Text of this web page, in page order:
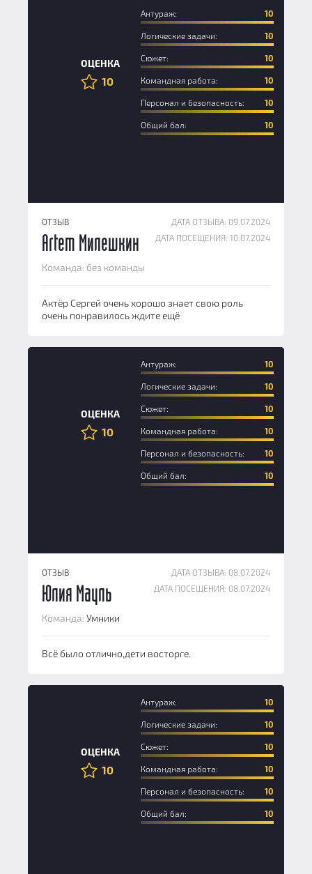
ОЦЕНКА
10
Антураж: 10
Логические задачи: 10
Сюжет: 10
Командная работа: 10
Персонал и безопасность: 10
Общий бал: 10
ОТЗЫВ
ДАТА ОТЗЫВА: 09.07.2024
ДАТА ПОСЕЩЕНИЯ: 10.07.2024
Artem Милешкин
Команда: без команды
Актёр Сергей очень хорошо знает свою роль
очень понравилось ждите ещё
ОЦЕНКА
10
Антураж: 10
Логические задачи: 10
Сюжет: 10
Командная работа: 10
Персонал и безопасность: 10
Общий бал: 10
ОТЗЫВ
ДАТА ОТЗЫВА: 08.07.2024
ДАТА ПОСЕЩЕНИЯ: 08.07.2024
Юлия Мауль
Команда: Умники
Всё было отлично,дети восторге.
ОЦЕНКА
10
Антураж: 10
Логические задачи: 10
Сюжет: 10
Командная работа: 10
Персонал и безопасность: 10
Общий бал: 10